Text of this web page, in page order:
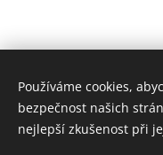
Používáme cookies,
bezpečnost našich
nejlepší zkušenost při